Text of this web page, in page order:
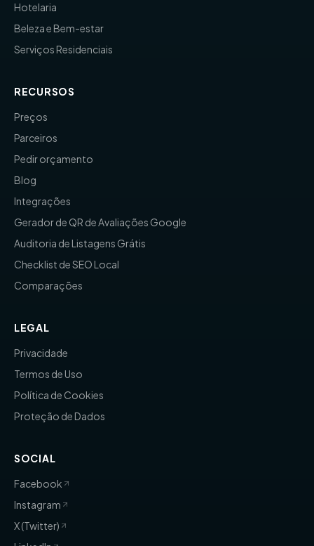
Hotelaria
Beleza e Bem-estar
Serviços Residenciais
RECURSOS
Preços
Parceiros
Pedir orçamento
Blog
Integrações
Gerador de QR de Avaliações Google
Auditoria de Listagens Grátis
Checklist de SEO Local
Comparações
LEGAL
Privacidade
Termos de Uso
Política de Cookies
Proteção de Dados
SOCIAL
Facebook
Instagram
X (Twitter)